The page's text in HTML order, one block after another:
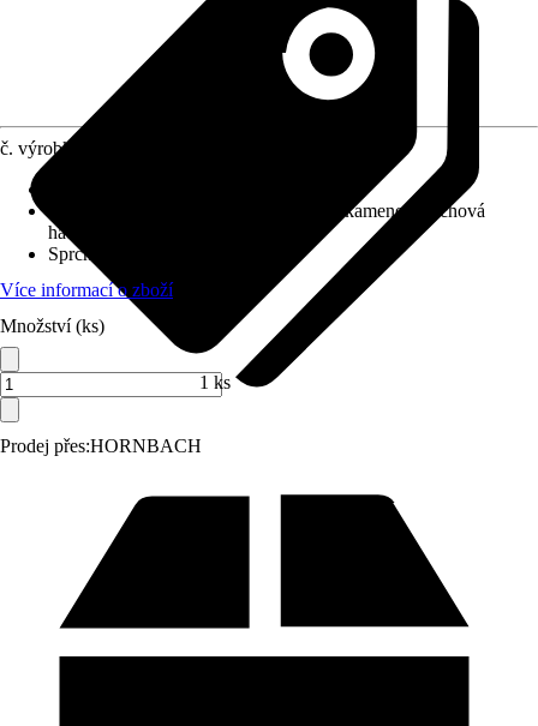
Prodej přes:HORNBACH
č. výrobku
Snadné odstranění vodního kamene, Sprchová
hadice s pojistkou proti překroucení
Sprchová tyč - délka
Více informací o zboží
Množství (ks)
1 ks